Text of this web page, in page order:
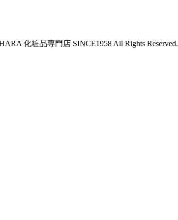
化粧品専門店 SINCE1958 All Rights Reserved.